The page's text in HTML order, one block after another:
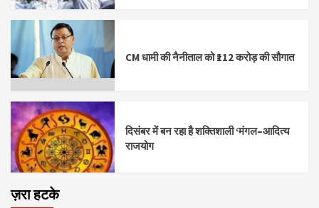
CM धामी की नैनीताल को ₹112 करोड़ की सौगात
दिसंबर में बन रहा है शक्तिशाली ‘मंगल–आदित्य
राजयोग
ज़रा हटके